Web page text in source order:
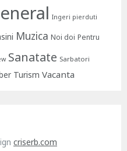
Ingeri pierduti
Muzica Noi doi Pentru
Sanatate Sarbatori
Turism Vacanta
criserb.com